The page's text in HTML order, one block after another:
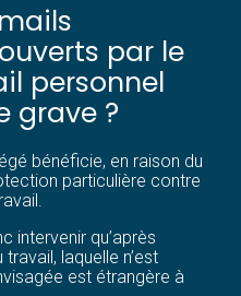
par le
personnel
grave ?
bénéficie, en raison du
particulière contre
intervenir qu’après
laquelle n’est
est étrangère à